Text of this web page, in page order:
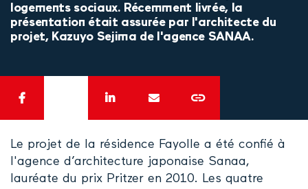
logements sociaux. Récemment livrée, la
présentation était assurée par l'architecte du
projet, Kazuyo Sejima de l'agence SANAA.
Le projet de la résidence Fayolle a été confié à
l'agence d’architecture japonaise Sanaa,
lauréate du prix Pritzer en 2010. Les quatre